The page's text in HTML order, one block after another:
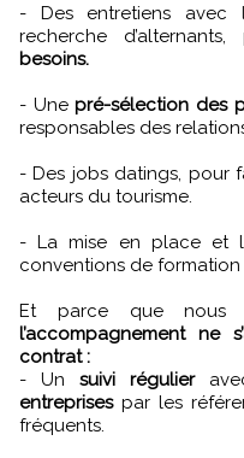
- Des entretiens avec
recherche
besoins.
- Unepré-sélection des
responsables des
- Des jobs datings, pour
acteurs du tourisme.
- La mise en place et
conventions de formation
Et parce que nous
l’accompagnement ne
contrat :
- Un suivi régulier
entreprisespar les
fréquents.